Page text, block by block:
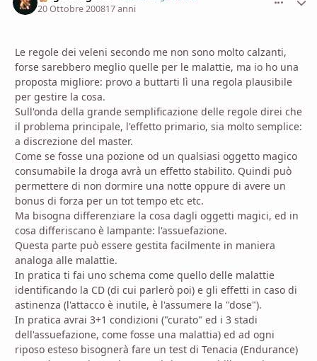
20 Ottobre 200817 anni
Le regole dei veleni secondo me non sono molto calzanti,
forse sarebbero meglio quelle per le malattie, ma io ho una
proposta migliore: provo a buttarti lì una regola plausibile
per gestire la cosa.
Sull'onda della grande semplificazione delle regole direi che
il problema principale, l'effetto primario, sia molto semplice:
a discrezione del master.
Come se fosse una pozione od un qualsiasi oggetto magico
consumabile la droga avrà un effetto stabilito. Quindi può
permettere di non dormire una notte oppure di avere un
bonus di forza per un tot tempo etc etc.
Ma bisogna differenziare la cosa dagli oggetti magici, ed in
cosa differiscano è lampante: l'assuefazione.
Questa parte può essere gestita facilmente in maniera
analoga alle malattie.
In pratica ti fai uno schema come quello delle malattie
identificando la CD (di cui parlerò poi) e gli effetti in caso di
astinenza (l'attacco è inutile, è l'assumere la "dose").
In pratica avrai 3+1 condizioni ("curato" ed i 3 stadi
dell'assuefazione, come fosse una malattia) ed ad ogni
riposo esteso bisognerà fare un test di Tenacia (Endurance)